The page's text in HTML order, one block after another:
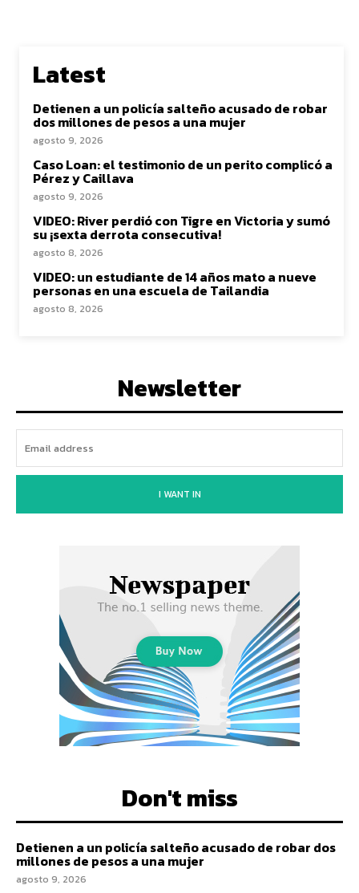
Latest
Detienen a un policía salteño acusado de robar
dos millones de pesos a una mujer
agosto 9, 2026
Caso Loan: el testimonio de un perito complicó a
Pérez y Caillava
agosto 9, 2026
VIDEO: River perdió con Tigre en Victoria y sumó
su ¡sexta derrota consecutiva!
agosto 8, 2026
VIDEO: un estudiante de 14 años mato a nueve
personas en una escuela de Tailandia
agosto 8, 2026
Newsletter
I WANT IN
Don't miss
Detienen a un policía salteño acusado de robar dos
millones de pesos a una mujer
agosto 9, 2026